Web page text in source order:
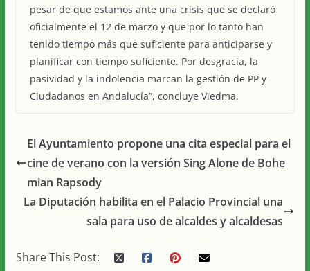
pesar de que estamos ante una crisis que se declaró
oficialmente el 12 de marzo y que por lo tanto han
tenido tiempo más que suficiente para anticiparse y
planificar con tiempo suficiente. Por desgracia, la
pasividad y la indolencia marcan la gestión de PP y
Ciudadanos en Andalucía”, concluye Viedma.
El Ayuntamiento propone una cita especial para el
cine de verano con la versión Sing Alone de Bohe
mian Rapsody
La Diputación habilita en el Palacio Provincial una
sala para uso de alcaldes y alcaldesas
Share This Post: